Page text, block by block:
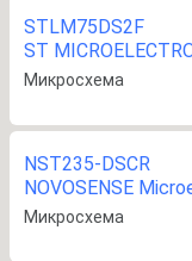
STLM75DS2F
ST
Микросхема
NST235-DSCR
NOVOSENSE
Микросхема